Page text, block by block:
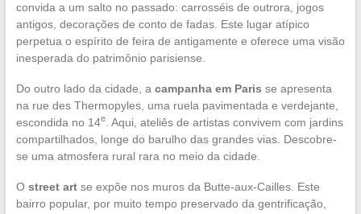
convida a um salto no passado: carrosséis de outrora, jogos
antigos, decorações de conto de fadas. Este lugar atípico
perpetua o espírito de feira de antigamente e oferece uma visão
inesperada do patrimônio parisiense.
Do outro lado da cidade, a campanha em Paris se apresenta
na rue des Thermopyles, uma ruela pavimentada e verdejante,
escondida no 14e. Aqui, ateliês de artistas convivem com jardins
compartilhados, longe do barulho das grandes vias. Descobre-
se uma atmosfera rural rara no meio da cidade.
O street artse expõe nos muros da Butte-aux-Cailles. Este
bairro popular, por muito tempo preservado da gentrificação,